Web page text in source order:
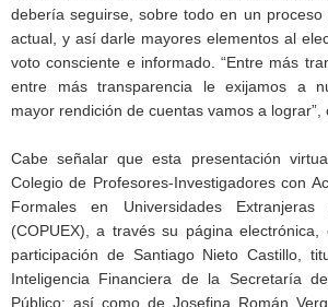
debería seguirse, sobre todo en un
actual, y así darle mayores elementos al
voto consciente e informado. “Entre más
entre más transparencia le exijamos a
mayor rendición de cuentas vamos a lograr”,
Cabe señalar que esta presentación
Colegio de Profesores-Investigadores con
Formales en Universidades Extranjeras
(COPUEX), a través su página
participación de Santiago Nieto Castillo,
Inteligencia Financiera de la Secretaría
Público; así como de Josefina Román